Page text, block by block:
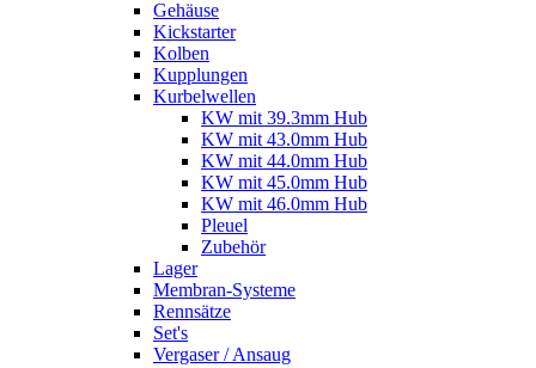
Gehäuse
Kickstarter
Kolben
Kupplungen
Kurbelwellen
KW mit 39.3mm Hub
KW mit 43.0mm Hub
KW mit 44.0mm Hub
KW mit 45.0mm Hub
KW mit 46.0mm Hub
Pleuel
Zubehör
Lager
Membran-Systeme
Rennsätze
Set's
Vergaser / Ansaug